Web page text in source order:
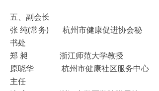
五、副会长
张 纯(常务) 杭州市健康促进协会秘
书处
郑 昶 浙江师范大学教授
原晓华 杭州市健康社区服务中心
主任